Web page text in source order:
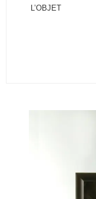
L’OBJET